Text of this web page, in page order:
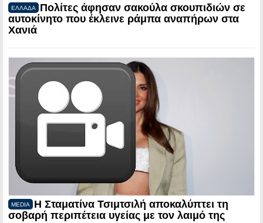
ΕΛΛΑΔΑ
Πολίτες άφησαν σακούλα σκουπιδιών σε
αυτοκίνητο που έκλεινε ράμπα αναπήρων στα
Χανιά
MEDIA
Η Σταματίνα Τσιμτσιλή αποκαλύπτει τη
σοβαρή περιπέτεια υγείας με τον λαιμό της